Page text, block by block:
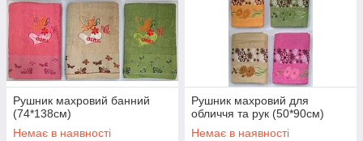
Рушник махровий банний
(74*138см)
Немає в наявності
Рушник махровий для
обличчя та рук (50*90см)
Немає в наявності